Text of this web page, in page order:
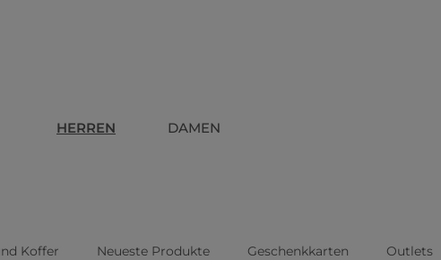
HERREN DAMEN
Koffer Neueste Produkte Geschenkkarten Outlets